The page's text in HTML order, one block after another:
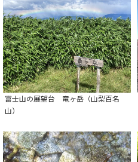
富士山の展望台 竜ヶ岳（山梨百名
山）